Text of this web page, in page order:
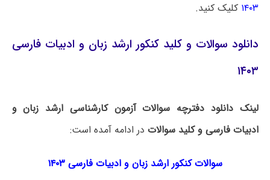
۱۴۰۳ کلیک کنید.
دانلود سوالات و کلید کنکور ارشد زبان و ادبیات فارسی
۱۴۰۳
لینک دانلود دفترچه سوالات آزمون کارشناسی ارشد زبان و
ادبیات فارسی و کلید سوالات در ادامه آمده است:
سوالات کنکور ارشد زبان و ادبیات فارسی ۱۴۰۳